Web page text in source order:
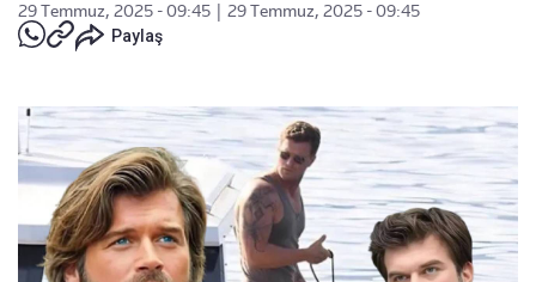
29 Temmuz, 2025 - 09:45
29 Temmuz, 2025 - 09:45
Paylaş